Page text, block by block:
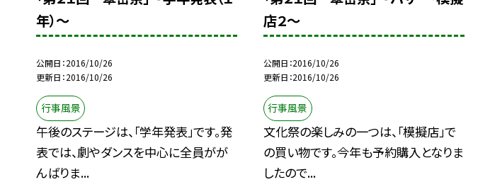
年）〜
公開日 2016/10/26
更新日 2016/10/26
行事風景
午後のステージは、「学年発表」です。発
表では、劇やダンスを中心に全員がが
んばりま...
店２〜
公開日 2016/10/26
更新日 2016/10/26
行事風景
文化祭の楽しみの一つは、「模擬店」で
の買い物です。今年も予約購入となりま
したので...